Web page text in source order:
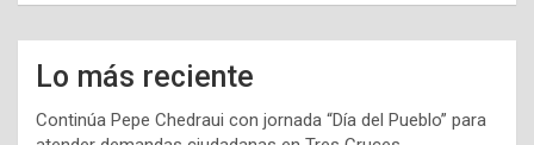
Lo más reciente
Continúa Pepe Chedraui con jornada “Día del Pueblo” para